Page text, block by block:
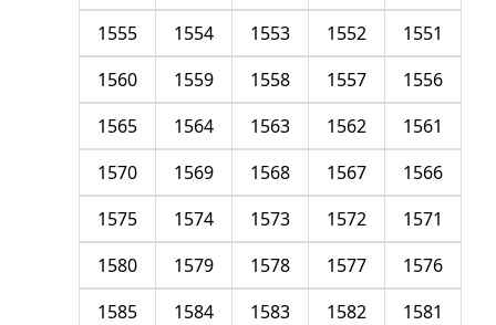
1551
1552
1553
1554
1555
1556
1557
1558
1559
1560
1561
1562
1563
1564
1565
1566
1567
1568
1569
1570
1571
1572
1573
1574
1575
1576
1577
1578
1579
1580
1581
1582
1583
1584
1585